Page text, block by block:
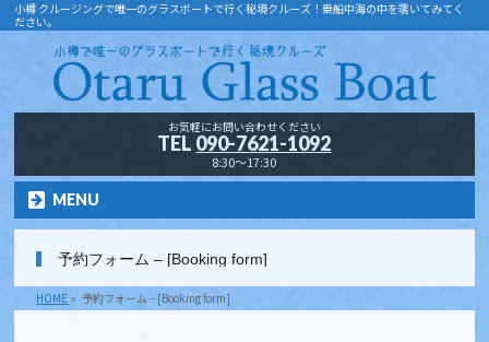
小樽 クルージングで唯一のグラスボートで行く秘境クルーズ！乗船中海の中を覗いてみてく
ださい。
お気軽にお問い合わせください
TEL 090-7621-1092
8:30～17:30
MENU
予約フォーム – [Booking form]
HOME » 予約フォーム – [Booking form]